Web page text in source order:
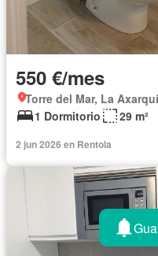
550 €/mes
Torre del Mar, La
1 Dormitorio
29 m²
2 jun 2026 en Rentola